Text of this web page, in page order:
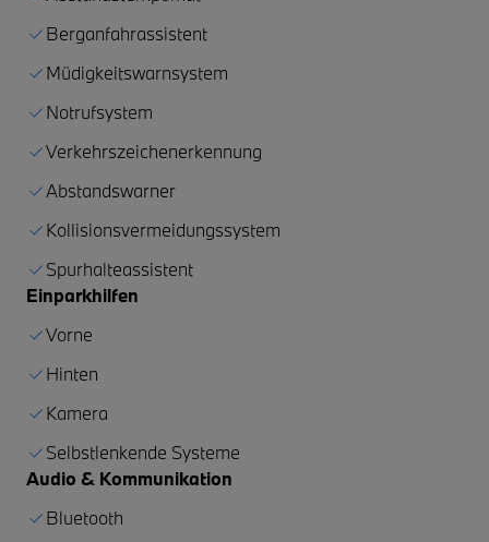
Berganfahrassistent
Müdigkeitswarnsystem
Notrufsystem
Verkehrszeichenerkennung
Abstandswarner
Kollisionsvermeidungssystem
Spurhalteassistent
Einparkhilfen
Vorne
Hinten
Kamera
Selbstlenkende Systeme
Audio & Kommunikation
Bluetooth